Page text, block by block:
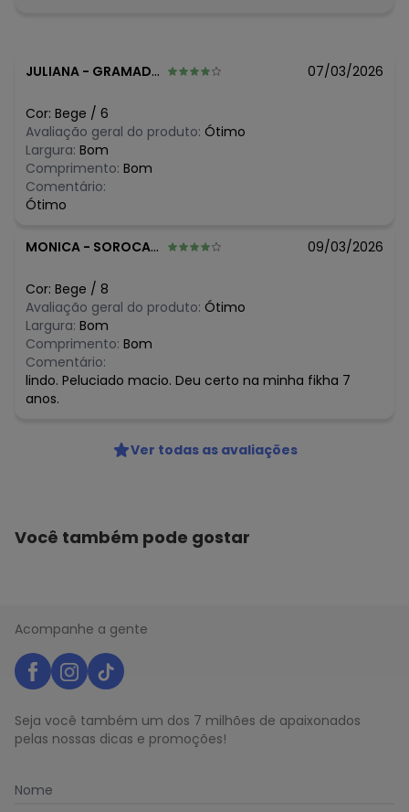
Tecido: Moletom Felpado, Pelo e M
Frente 100% Algodão + 97% Algodão 3% Elastano
Histórico de preços
O preço apresentado abaixo é o menor oferecido em
algum dia do mês, para o menor tamanho disponível.
junho/2026 N/D*
abril/2026
março/2026
fevereiro/2026
JULIANA - GRAMADO - RS 07/03/2026
Cor: Bege / 6
Avaliação geral do produto: Ótimo
Largura: Bom
Comprimento: Bom
Comentário:
Ótimo
MONICA - SOROCABA - SP 09/03/2026
Cor: Bege / 8
Avaliação geral do produto: Ótimo
Largura: Bom
Comprimento: Bom
Comentário:
lindo. Peluciado macio. Deu certo na minha fikha 7
anos.
Ver todas as avaliações
Você também pode gostar
Acompanhe a gente
Seja você também um dos 7 milhões de apaixonados
pelas nossas dicas e promoções!
Nome